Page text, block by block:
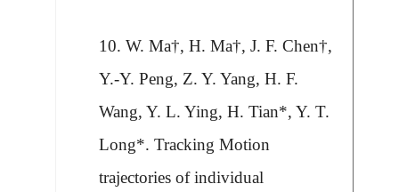
10. W. Ma†, H. Ma†, J. F. Chen†,
Y.-Y. Peng, Z. Y. Yang, H. F.
Wang, Y. L. Ying, H. Tian*, Y. T.
Long*. Tracking Motion
trajectories of individual